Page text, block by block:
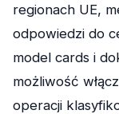
regionach UE,
odpowiedzi do
model cards i
możliwość
operacji